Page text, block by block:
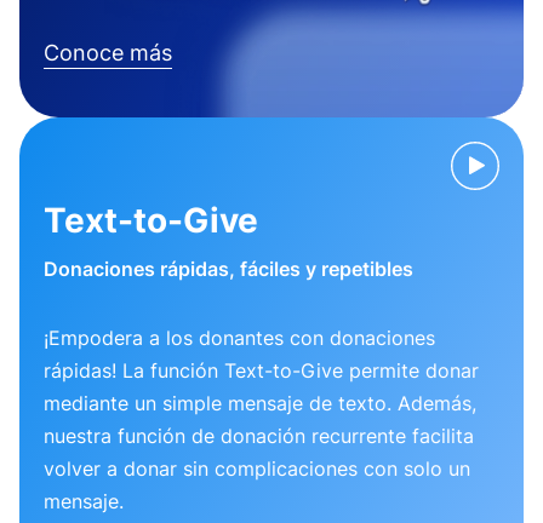
Conoce más
Text-to-Give
Donaciones rápidas, fáciles y repetibles
¡Empodera a los donantes con donaciones
rápidas! La función Text-to-Give permite donar
mediante un simple mensaje de texto. Además,
nuestra función de donación recurrente facilita
volver a donar sin complicaciones con solo un
mensaje.